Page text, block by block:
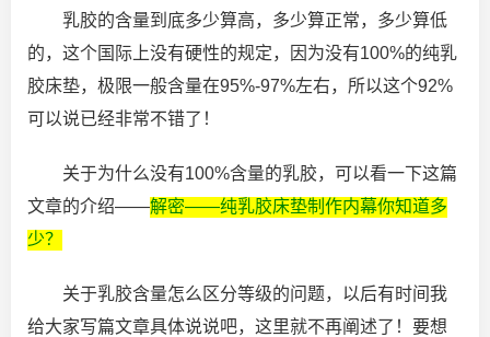
乳胶的含量到底多少算高，多少算正常，多少算低
的，这个国际上没有硬性的规定，因为没有100%的纯乳
胶床垫，极限一般含量在95%-97%左右，所以这个92%
可以说已经非常不错了！
关于为什么没有100%含量的乳胶，可以看一下这篇
文章的介绍——解密——纯乳胶床垫制作内幕你知道多
少？
关于乳胶含量怎么区分等级的问题，以后有时间我
给大家写篇文章具体说说吧，这里就不再阐述了！要想